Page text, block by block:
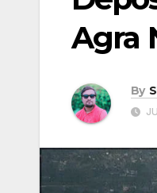
Agra
By